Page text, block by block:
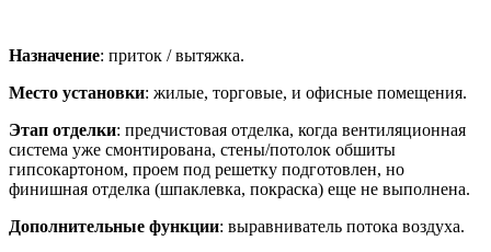
Назначение: приток / вытяжка.
Место установки: жилые, торговые, и офисные помещения.
Этап отделки: предчистовая отделка, когда вентиляционная
система уже смонтирована, стены/потолок обшиты
гипсокартоном, проем под решетку подготовлен, но
финишная отделка (шпаклевка, покраска) еще не выполнена.
Дополнительные функции: выравниватель потока воздуха.